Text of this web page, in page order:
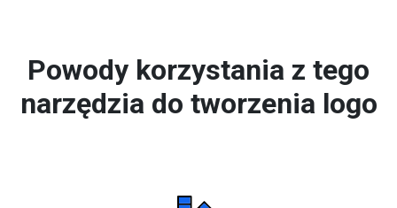
Powody korzystania z tego
narzędzia do tworzenia logo